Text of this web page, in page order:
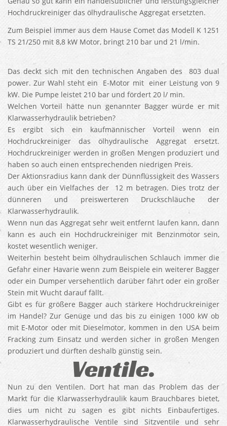
Hochdruckreiniger das ölhydraulische Aggregat ersetzten.
Zum Beispiel immer aus dem Hause Comet das Modell K 1251
TS 21/250 mit 8,8 kW Motor, bringt 210 bar und 21 l/min.
Das deckt sich mit den technischen Angaben des 803 dual
power. Zur Wahl steht ein E-Motor mit einer Leistung von 9
kW. Die Pumpe leistet 210 bar und fördert 20 l/ min.
Welchen Vorteil hätte nun genannter Bagger würde er mit
Klarwasserhydraulik betrieben?
Es ergibt sich ein kaufmännischer Vorteil wenn ein
Hochdruckreiniger das ölhydraulische Aggregat ersetzt.
Hochdruckreiniger werden in großen Mengen produziert und
haben so auch einen entsprechenden niedrigen Preis.
Der Aktionsradius kann dank der Dünnflüssigkeit des Wassers
auch über ein Vielfaches der 12 m betragen. Dies trotz der
dünneren und preiswerteren Druckschläuche der
Klarwasserhydraulik.
Wenn nun das Aggregat sehr weit entfernt laufen kann, dann
kann es auch ein Hochdruckreiniger mit Benzinmotor sein,
kostet wesentlich weniger.
Weiterhin besteht beim ölhydraulischen Schlauch immer die
Gefahr einer Havarie wenn zum Beispiele ein weiterer Bagger
oder ein Dumper versehentlich darüber fährt oder ein großer
Stein mit Wucht darauf fällt.
Gibt es für größere Bagger auch stärkere Hochdruckreiniger
im Handel? Zur Genüge und das bis zu einigen 1000 kW ob
mit E-Motor oder mit Dieselmotor, kommen in den USA beim
Fracking zum Einsatz und werden sicher in großen Mengen
produziert und dürften deshalb günstig sein.
Ventile.
Nun zu den Ventilen. Dort hat man das Problem das der
Markt für die Klarwasserhydraulik kaum Brauchbares bietet,
dies um nicht zu sagen es gibt nichts Einbaufertiges.
Klarwasserhydraulische Ventile sind Sitzventile und sehr